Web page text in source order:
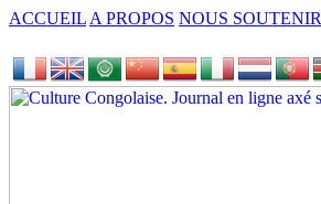
ACCUEIL A PROPOS NOUS SOUTENIR